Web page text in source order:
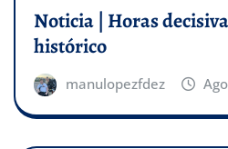
Noticia | Horas
histórico
manulopezfdez